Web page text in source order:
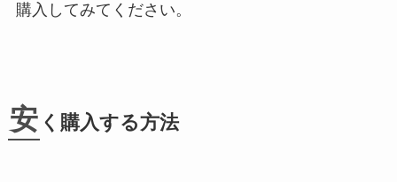
購入してみてください。
安 く購入する方法